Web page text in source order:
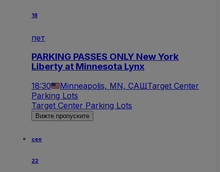
18
пет
PARKING PASSES ONLY New York
Liberty at Minnesota Lynx
18:30 Minneapolis, MN, САЩTarget Center
Parking Lots
Target Center Parking Lots
Вижте пропуските
сеп
22